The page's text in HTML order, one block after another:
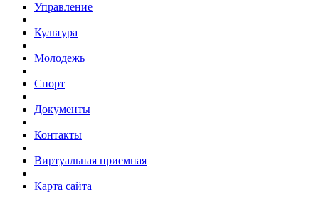
Управление
Культура
Молодежь
Спорт
Документы
Контакты
Виртуальная приемная
Карта сайта